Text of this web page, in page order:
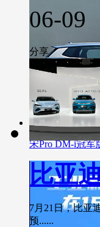
宋Pro DM-i冠军
06-09
分享
比亚
7月21日，比亚
预......